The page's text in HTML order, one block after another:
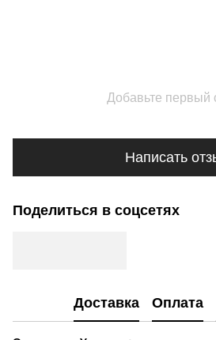
Добавьте первый
Написать
Поделиться в соцсетях
Доставка Оплата